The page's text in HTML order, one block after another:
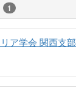
1
ア学会 関西支